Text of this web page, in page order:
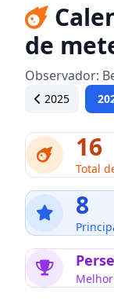
de
Observador:
2025
16
Total
8